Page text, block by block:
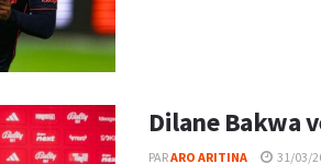
Dilane Bakwa
PARARO ARITINA 31/03/